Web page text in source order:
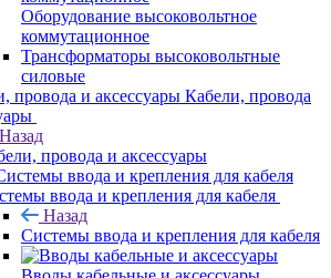
Оборудование высоковольтное
коммутационное
Трансформаторы высоковольтные
силовые
Кабели, провода
Назад
провода и аксессуары
ввода и крепления для кабеля
Назад
Системы ввода и крепления для кабеля